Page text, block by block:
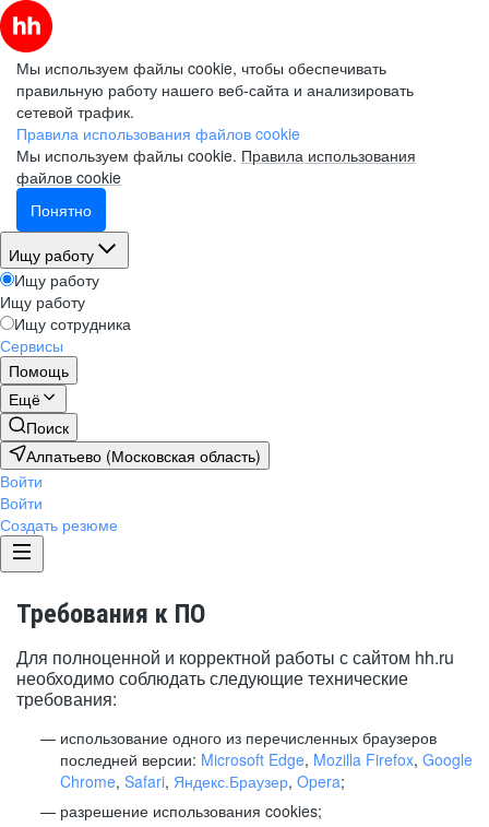
Мы используем файлы cookie, чтобы обеспечивать
правильную работу нашего веб-сайта и анализировать
сетевой трафик.
Правила использования файлов cookie
Мы используем файлы cookie. Правила использования
файлов cookie
Понятно
Ищу работу
Ищу работу
Ищу работу
Ищу сотрудника
Сервисы
Помощь
Ещё
Поиск
Алпатьево (Московская область)
Войти
Войти
Создать резюме
Требования к ПО
Для полноценной и корректной работы с сайтом hh.ru
необходимо соблюдать следующие технические
требования:
использование одного из перечисленных браузеров
последней версии: Microsoft Edge, Mozilla Firefox, Google
Chrome, Safari, Яндекс.Браузер, Opera;
разрешение использования cookies;